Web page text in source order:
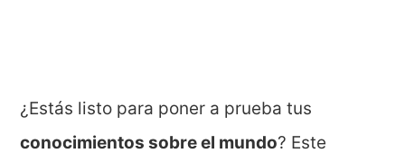
¿Estás listo para poner a prueba tus
conocimientos sobre el mundo? Este